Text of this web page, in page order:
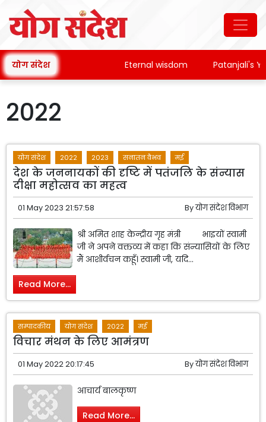
योग संदेश Eternal wisdom Patanjali's
2022
योग संदेश 2022 2023 सनातन वैभव मई
देश के जननायकों की दृष्टि में पतंजलि के संन्यास
दीक्षा महोत्सव का महत्व
01 May 2023 21:57:58 Byयोग संदेश विभाग
श्री अमित शाह केन्द्रीय गृह मंत्री भाइयों स्वामी
जी ने अपने वक्तव्य में कहा कि संन्यासियों के लिए
मैं आशीर्वचन कहूँ। स्वामी जी, यदि...
Read More...
सम्पादकीय योग संदेश 2022 मई
विचार मंथन के लिए आमंत्रण
01 May 2022 20:17:45 Byयोग संदेश विभाग
आचार्य बालकृष्ण
Read More...